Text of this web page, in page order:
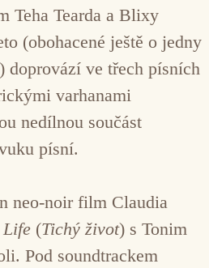
Teha Tearda a Blixy
(obohacené ještě o jedny
doprovází ve třech písních
varhanami
nedílnou součást
písní.
neo-noir film Claudia
(Tichý život) s Tonim
Pod soundtrackem